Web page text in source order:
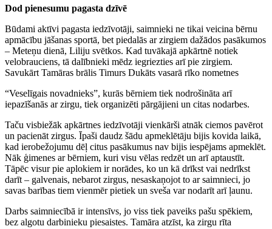
Dod pienesumu pagasta dzīvē
Būdami aktīvi pagasta iedzīvotāji, saimnieki ne tikai veicina bērnu
apmācību jāšanas sportā, bet piedalās ar zirgiem dažādos pasākumos
– Meteņu dienā, Liliju svētkos. Kad tuvākajā apkārtnē notiek
velobrauciens, tā dalībnieki mēdz iegriezties arī pie zirgiem.
Savukārt Tamāras brālis Timurs Dukāts vasarā rīko nometnes
“Veselīgais novadnieks”, kurās bērniem tiek nodrošināta arī
iepazīšanās ar zirgu, tiek organizēti pārgājieni un citas nodarbes.
Taču visbiežāk apkārtnes iedzīvotāji vienkārši atnāk ciemos pavērot
un pacienāt zirgus. Īpaši daudz šādu apmeklētāju bijis kovida laikā,
kad ierobežojumu dēļ citus pasākumus nav bijis iespējams apmeklēt.
Nāk ģimenes ar bērniem, kuri visu vēlas redzēt un arī aptaustīt.
Tāpēc visur pie aplokiem ir norādes, ko un kā drīkst vai nedrīkst
darīt – galvenais, nebarot zirgus, nesaskaņojot to ar saimnieci, jo
savas barības tiem vienmēr pietiek un sveša var nodarīt arī ļaunu.
Darbs saimniecībā ir intensīvs, jo viss tiek paveiks pašu spēkiem,
bez algotu darbinieku piesaistes. Tamāra atzīst, ka zirgu rīta